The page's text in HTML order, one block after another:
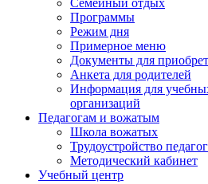
Программы
Режим дня
Примерное меню
Документы для
Анкета для родителей
Информация для
организаций
Педагогам и вожатым
Школа вожатых
Трудоустройство
Методический кабинет
Учебный центр